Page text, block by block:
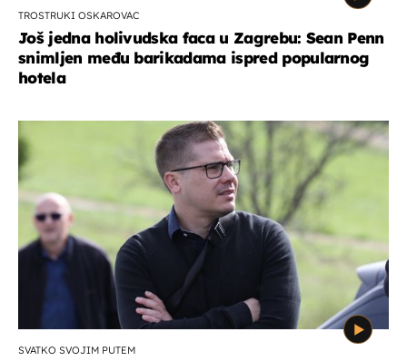
TROSTRUKI OSKAROVAC
Još jedna holivudska faca u Zagrebu: Sean Penn
snimljen među barikadama ispred popularnog
hotela
SVATKO SVOJIM PUTEM